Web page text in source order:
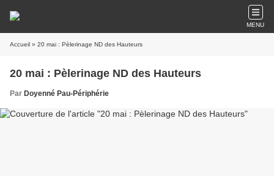
MENU
Accueil » 20 mai : Pèlerinage ND des Hauteurs
20 mai : Pèlerinage ND des Hauteurs
Par Doyenné Pau-Périphérie